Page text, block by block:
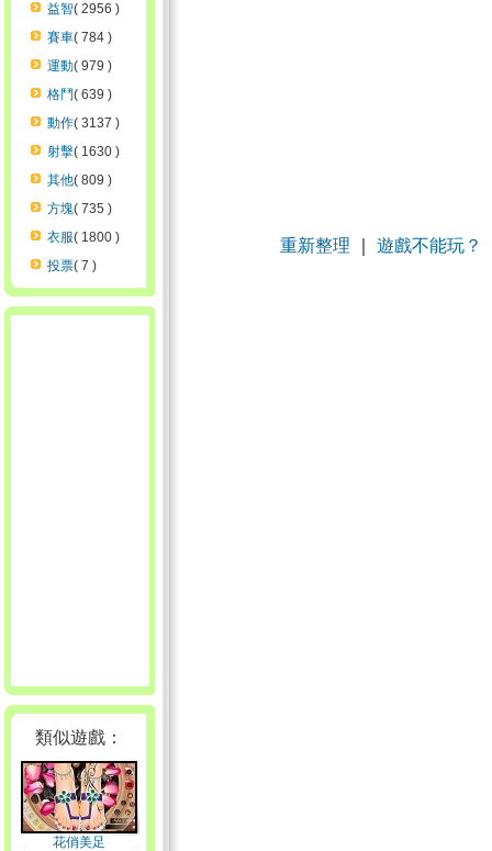
益智( 2956 )
賽車( 784 )
運動( 979 )
格鬥( 639 )
動作( 3137 )
射擊( 1630 )
其他( 809 )
方塊( 735 )
衣服( 1800 )
投票( 7 )
類似遊戲：
花俏美足
重新整理 遊戲不能玩？